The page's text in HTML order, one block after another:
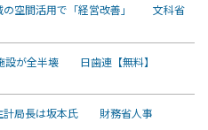
の空間活用で「経営改善」 文科省
設が全半壊 日歯連【無料】
計局長は坂本氏 財務省人事